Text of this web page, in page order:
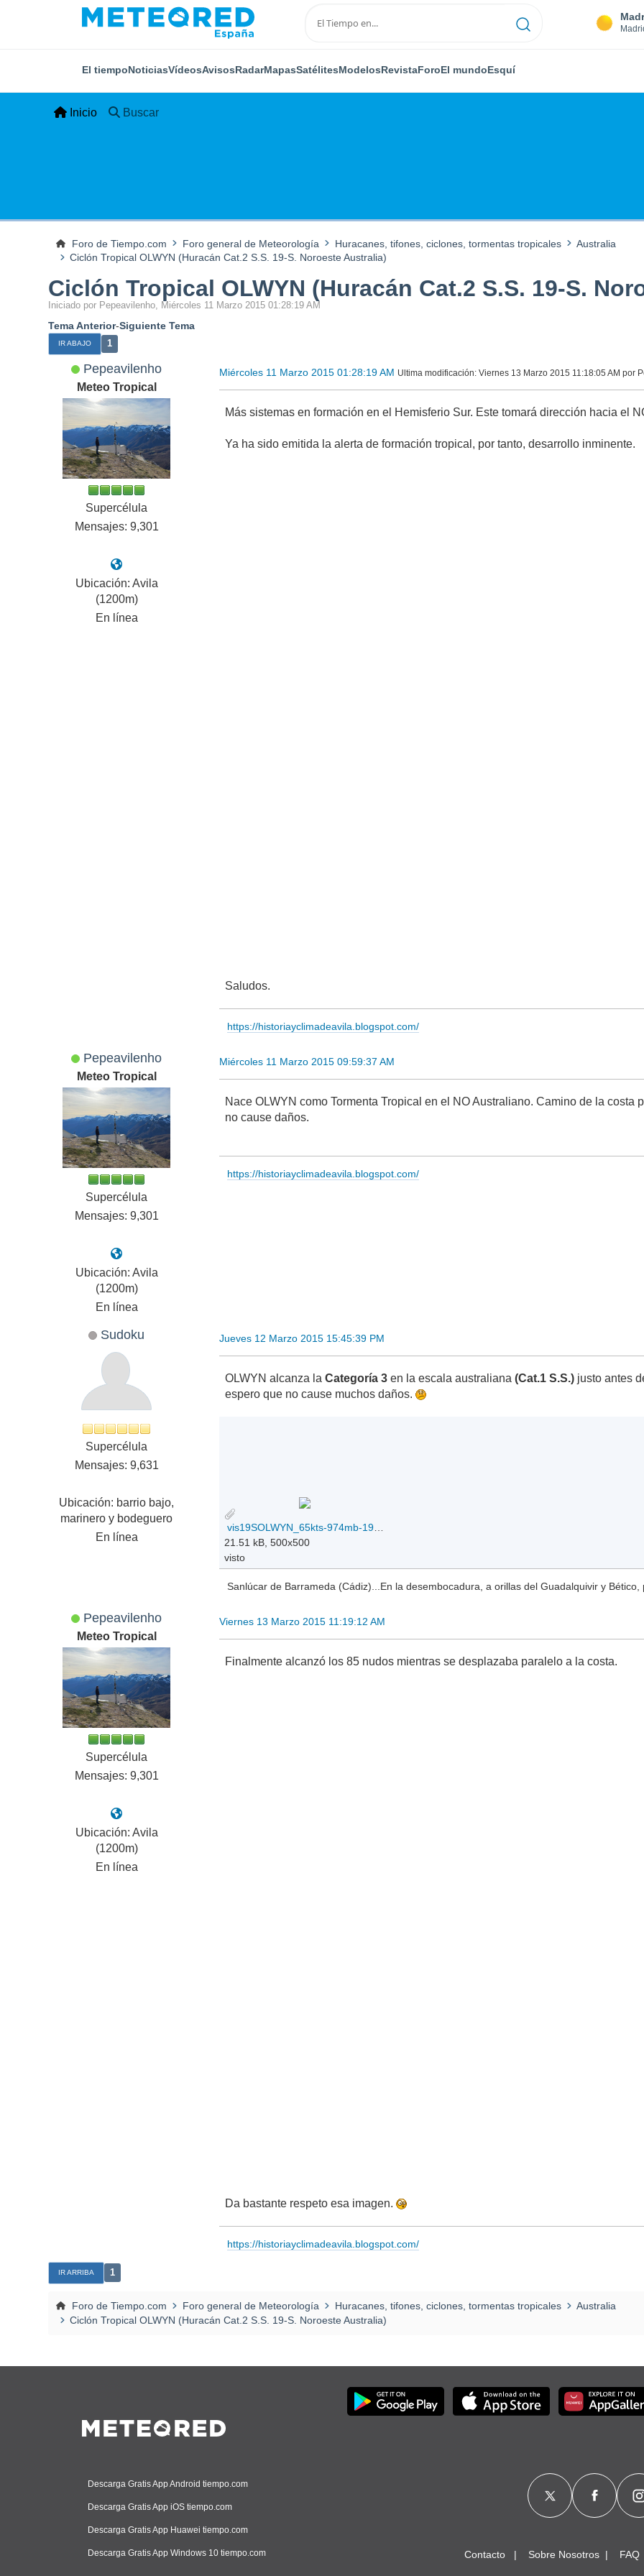
El tiempoNoticiasVídeosAvisosRadarMapasSatélitesModelosRevistaForoEl mundoEsquí
Inicio Buscar
Foro de Tiempo.com Foro general de Meteorología Huracanes, tifones, ciclones, tormentas tropicales
Australia
Ciclón Tropical OLWYN (Huracán Cat.2 S.S. 19-S. Noroeste Australia)
Ciclón Tropical OLWYN (Huracán Cat.2 S.S. 19-S.
Iniciado por Pepeavilenho, Miércoles 11 Marzo 2015 01:28:19 AM
Tema Anterior-Siguiente Tema
IR ABAJO 1
Pepeavilenho
Meteo Tropical
Supercélula
Mensajes: 9,301
Ubicación: Avila
(1200m)
En línea
Miércoles 11 Marzo 2015 01:28:19 AM Ultima modificación: Viernes 13 Marzo 2015 11:18:05 AM por
Más sistemas en formación en el Hemisferio Sur. Este tomará dirección hacia el
Ya ha sido emitida la alerta de formación tropical, por tanto, desarrollo inminente.
Saludos.
https://historiayclimadeavila.blogspot.com/
Pepeavilenho
Meteo Tropical
Supercélula
Mensajes: 9,301
Ubicación: Avila
(1200m)
En línea
Miércoles 11 Marzo 2015 09:59:37 AM
Nace OLWYN como Tormenta Tropical en el NO Australiano. Camino de la
no cause daños.
https://historiayclimadeavila.blogspot.com/
Sudoku
Supercélula
Mensajes: 9,631
Ubicación: barrio bajo,
marinero y bodeguero
En línea
Jueves 12 Marzo 2015 15:45:39 PM
OLWYN alcanza laCategoría 3 en la escala australiana(Cat.1 S.S.) justo antes
espero que no cause muchos daños.
vis19SOLWYN_65kts-974mb-198S-1148E_12-03-2015.jpg
21.51 kB, 500x500
visto
Sanlúcar de Barrameda (Cádiz)...En la desembocadura, a orillas del Guadalquivir y
Pepeavilenho
Meteo Tropical
Supercélula
Mensajes: 9,301
Ubicación: Avila
(1200m)
En línea
Viernes 13 Marzo 2015 11:19:12 AM
Finalmente alcanzó los 85 nudos mientras se desplazaba paralelo a la costa.
Da bastante respeto esa imagen.
https://historiayclimadeavila.blogspot.com/
IR ARRIBA 1
Foro de Tiempo.com Foro general de Meteorología Huracanes, tifones, ciclones, tormentas tropicales
Australia
Ciclón Tropical OLWYN (Huracán Cat.2 S.S. 19-S. Noroeste Australia)
Descarga Gratis App Android tiempo.com
Descarga Gratis App iOS tiempo.com
Descarga Gratis App Huawei tiempo.com
Descarga Gratis App Windows 10 tiempo.com Contacto Sobre Nosotros FAQ